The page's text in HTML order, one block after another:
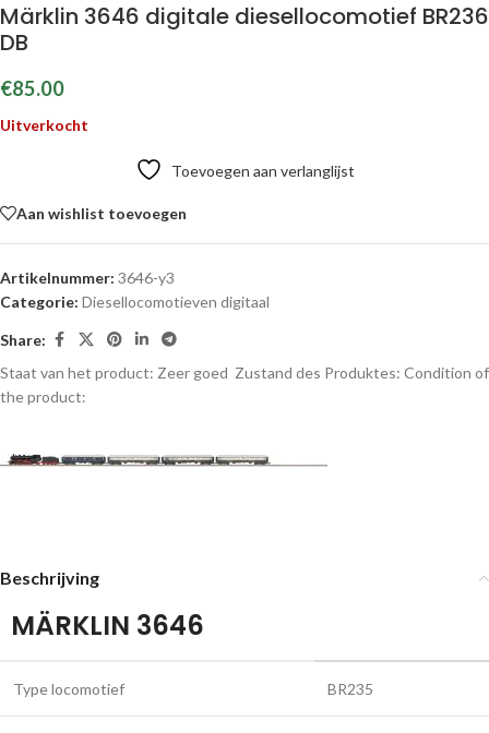
Märklin 3646 digitale diesellocomotief BR236
DB
€85.00
Uitverkocht
Toevoegen aan verlanglijst
Aan wishlist toevoegen
Artikelnummer: 3646-y3
Categorie: Diesellocomotieven digitaal
Share:
Staat van het product: Zeer goed Zustand des Produktes: Condition of
the product:
Beschrijving
MÄRKLIN 3646
Type locomotief BR235